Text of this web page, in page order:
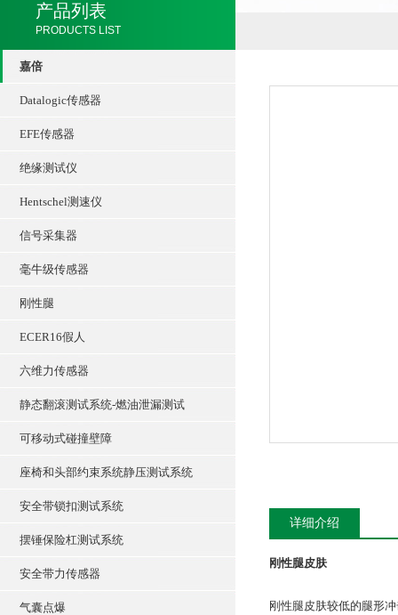
产品列表
PRODUCTS LIST
嘉倍
Datalogic传感器
EFE传感器
绝缘测试仪
Hentschel测速仪
信号采集器
毫牛级传感器
刚性腿
ECER16假人
六维力传感器
静态翻滚测试系统-燃油泄漏测试
可移动式碰撞壁障
座椅和头部约束系统静压测试系统
安全带锁扣测试系统
摆锤保险杠测试系统
安全带力传感器
气囊点爆
详细介绍
刚性腿皮肤
刚性腿皮肤较低的腿形